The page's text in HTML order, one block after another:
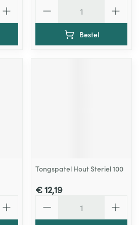
Bestel
Tongspatel Hout Steriel 100
€ 12,19